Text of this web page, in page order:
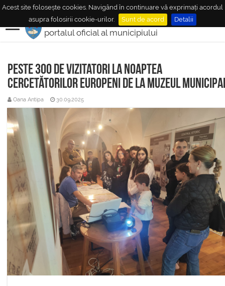
Acest site folosește cookies. Navigând în continuare vă exprimați acordul
asupra folosirii cookie-urilor.
Sunt de acord Detalii
MUNICIPIULMEDIAŞ
portalul oficial al municipiului
Peste 300 de vizitatori la Noaptea
Cercetătorilor Europeni de la Muzeul
Oana Antipa 30.09.2025